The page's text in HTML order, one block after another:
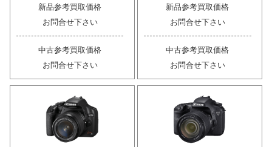
新品参考買取価格
お問合せ下さい
中古参考買取価格
お問合せ下さい
新品参考買取価格
お問合せ下さい
中古参考買取価格
お問合せ下さい